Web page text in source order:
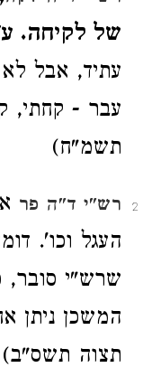
של לקיחה.
עתיד, אבל
עבר - קחתי,
תשמ"ח)
2 רש"י ד"ה פר
העגל וכו'.
שרש"י סובר,
המשכן ניתן
תצוה